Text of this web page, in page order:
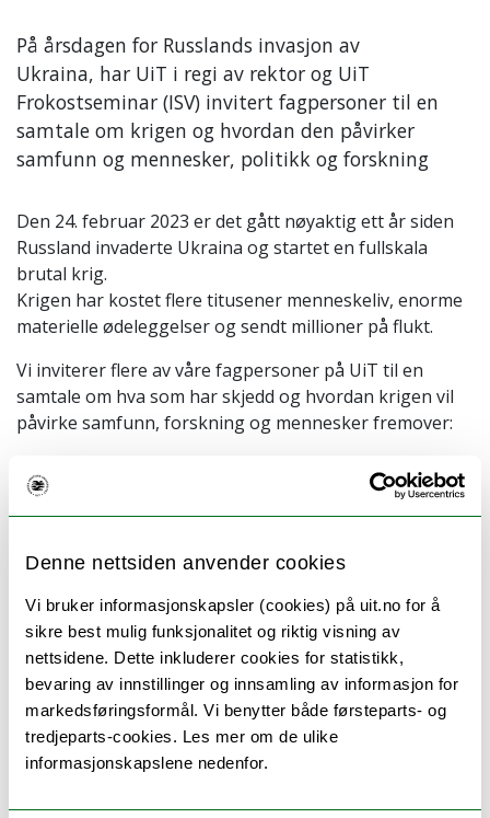
Denne nettsiden anvender cookies
Vi bruker informasjonskapsler (cookies) på uit.no for å
sikre best mulig funksjonalitet og riktig visning av
nettsidene. Dette inkluderer cookies for statistikk,
bevaring av innstillinger og innsamling av informasjon for
markedsføringsformål. Vi benytter både førsteparts- og
tredjeparts-cookies. Les mer om de ulike
informasjonskapslene nedenfor.
På årsdagen for Russlands invasjon av
Ukraina, har UiT i regi av rektor og UiT
Frokostseminar (ISV) invitert fagpersoner til en
samtale om krigen og hvordan den påvirker
samfunn og mennesker, politikk og forskning
Den 24. februar 2023 er det gått nøyaktig ett år siden
Russland invaderte Ukraina og startet en fullskala
brutal krig.
Krigen har kostet flere titusener menneskeliv, enorme
materielle ødeleggelser og sendt millioner på flukt.
Vi inviterer flere av våre fagpersoner på UiT til en
samtale om hva som har skjedd og hvordan krigen vil
påvirke samfunn, forskning og mennesker fremover:
- postdoktor ved Det juridiske
fakultet som er en folkerettsjurist fra Ukraina,
spesialisert i menneskerettighetslovgivning,
vil snakke om hvordan ansvarliggjøre Russland for
krigen mot Ukraina.
Sergei Glebov, ukrainsk forsker på Fredssenteret som
vil snakke om endringer i Ukrainas utenrikspolitik
siden invasjonen.
Gunhild Hoogensen Gjørv, professor på
Fredssenteret som vil snakke om hvordan betale for